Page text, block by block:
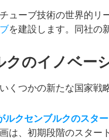
ューブ技術の世界的リ
を建設します。同社の
クのイノベー
くつかの新たな国家
ルクセンブルクのスタ
は、初期段階のスター